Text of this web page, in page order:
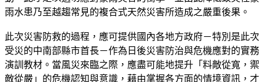
雨水患乃至越趨常見的複合式天然災害所造成之嚴重後果。
此次災害防救的過程，應可提供國內各地方政府－特別是此次
受災的中南部縣市首長－作為日後災害防治與危機應對的實務
演訓教材。當風災來臨之際，應盡可能地提升「料敵從寬，禦
敵從嚴」的危機認知與意識，藉由掌握各方面的情境資訊，才